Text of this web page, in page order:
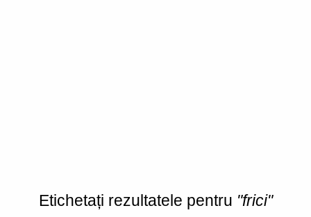
Etichetați rezultatele pentru "frici"